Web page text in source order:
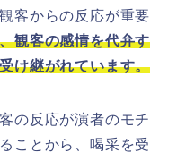
客からの反応が重要
観客の感情を代弁す
け継がれています。
の反応が演者のモチ
ことから、喝采を受